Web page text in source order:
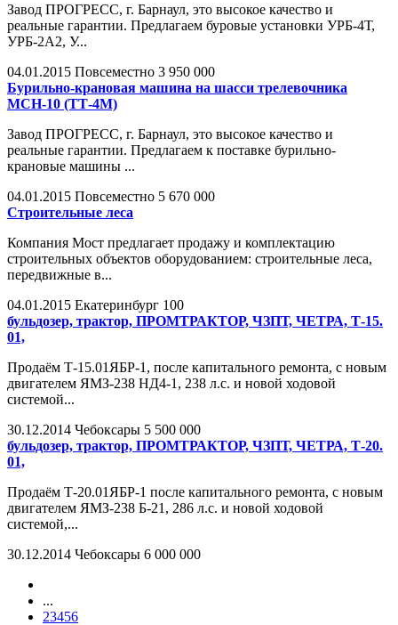
Завод ПРОГРЕСС, г. Барнаул, это высокое качество и
реальные гарантии. Предлагаем буровые установки УРБ-4Т,
УРБ-2А2, У...
04.01.2015 Повсеместно 3 950 000
Бурильно-крановая машина на шасси трелевочника
МСН-10 (ТТ-4М)
Завод ПРОГРЕСС, г. Барнаул, это высокое качество и
реальные гарантии. Предлагаем к поставке бурильно-
крановые машины ...
04.01.2015 Повсеместно 5 670 000
Строительные леса
Компания Мост предлагает продажу и комплектацию
строительных объектов оборудованием: строительные леса,
передвижные в...
04.01.2015 Екатеринбург 100
бульдозер, трактор, ПРОМТРАКТОР, ЧЗПТ, ЧЕТРА, Т-15.
01,
Продаём Т-15.01ЯБР-1, после капитального ремонта, с новым
двигателем ЯМЗ-238 НД4-1, 238 л.с. и новой ходовой
системой...
30.12.2014 Чебоксары 5 500 000
бульдозер, трактор, ПРОМТРАКТОР, ЧЗПТ, ЧЕТРА, Т-20.
01,
Продаём Т-20.01ЯБР-1 после капитального ремонта, с новым
двигателем ЯМЗ-238 Б-21, 286 л.с. и новой ходовой
системой,...
30.12.2014 Чебоксары 6 000 000
...
23456